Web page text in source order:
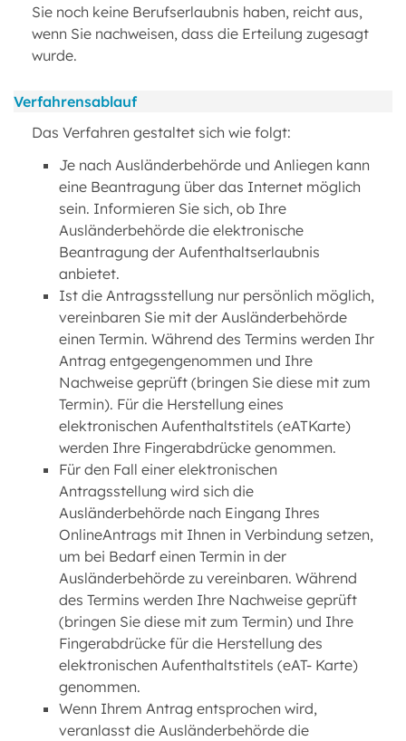
Sie noch keine Berufserlaubnis haben, reicht aus,
wenn Sie nachweisen, dass die Erteilung zugesagt
wurde.
Verfahrensablauf
Das Verfahren gestaltet sich wie folgt:
Je nach Ausländerbehörde und Anliegen kann
eine Beantragung über das Internet möglich
sein. Informieren Sie sich, ob Ihre
Ausländerbehörde die elektronische
Beantragung der Aufenthaltserlaubnis
anbietet.
Ist die Antragsstellung nur persönlich möglich,
vereinbaren Sie mit der Ausländerbehörde
einen Termin. Während des Termins werden Ihr
Antrag entgegengenommen und Ihre
Nachweise geprüft (bringen Sie diese mit zum
Termin). Für die Herstellung eines
elektronischen Aufenthaltstitels (eATKarte)
werden Ihre Fingerabdrücke genommen.
Für den Fall einer elektronischen
Antragsstellung wird sich die
Ausländerbehörde nach Eingang Ihres
OnlineAntrags mit Ihnen in Verbindung setzen,
um bei Bedarf einen Termin in der
Ausländerbehörde zu vereinbaren. Während
des Termins werden Ihre Nachweise geprüft
(bringen Sie diese mit zum Termin) und Ihre
Fingerabdrücke für die Herstellung des
elektronischen Aufenthaltstitels (eAT- Karte)
genommen.
Wenn Ihrem Antrag entsprochen wird,
veranlasst die Ausländerbehörde die